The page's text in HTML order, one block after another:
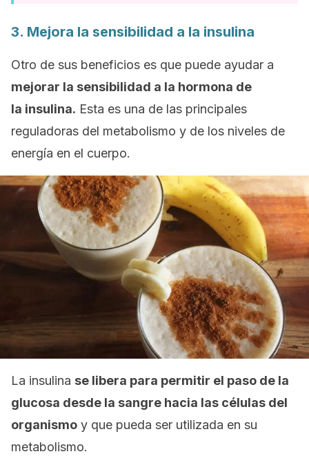
3. Mejora la sensibilidad a la insulina
Otro de sus beneficios es que puede ayudar a
mejorar la sensibilidad a la hormona de
la insulina. Esta es una de las principales
reguladoras del metabolismo y de los niveles de
energía en el cuerpo.
La insulina se libera para permitir el paso de la
glucosa desde la sangre hacia las células del
organismo y que pueda ser utilizada en su
metabolismo.